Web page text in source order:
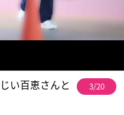
い百恵さんと
3/20